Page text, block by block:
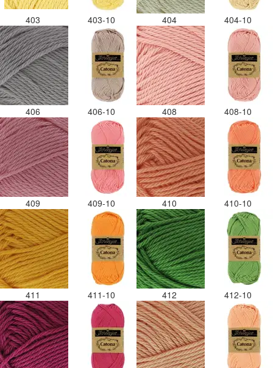
403 403-10 404 404-10
406 406-10 408 408-10
409 409-10 410 410-10
411 411-10 412 412-10